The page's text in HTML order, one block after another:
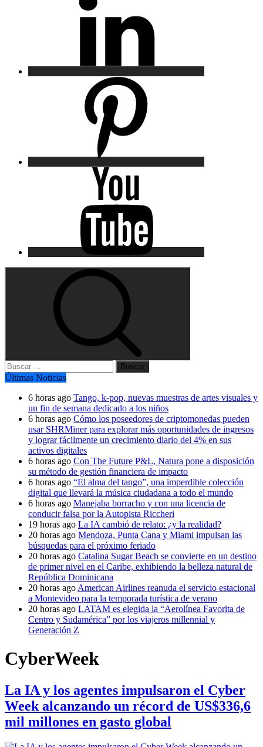
Buscar:
Últimas Noticias
6 horas ago Tango, k-pop, nuevas muestras de artes visuales y
un fin de semana dedicado a los niños
6 horas ago Cómo los poseedores de criptomonedas pueden
usar SHRMiner para explorar más oportunidades de ingresos
y lograr fácilmente un crecimiento diario del 4% en sus
activos digitales
6 horas ago Con The Future P&L, Natura pone a disposición
su método de gestión financiera de impacto
6 horas ago “El alma del tango”, una imperdible colección
digital que llevará la música ciudadana a todo el mundo
6 horas ago Manejaba borracho y con una licencia de
conducir falsa por la Autopista Riccheri
19 horas ago La IA cambió de relato: ¿y la realidad?
20 horas ago Mendoza, Punta Cana y Miami impulsan las
búsquedas para el próximo feriado
20 horas ago Catalina Sugar Beach se convierte en un destino
de primer nivel en el Caribe, exhibiendo la belleza natural de
República Dominicana
20 horas ago American Airlines reanuda el servicio estacional
a Montevideo para la temporada turística de verano
20 horas ago LATAM es elegida la “Aerolínea Favorita de
Centro y Sudamérica” por los viajeros millennial y
Generación Z
CyberWeek
La IA y los agentes impulsaron el Cyber
Week alcanzando un récord de US$336,6
mil millones en gasto global